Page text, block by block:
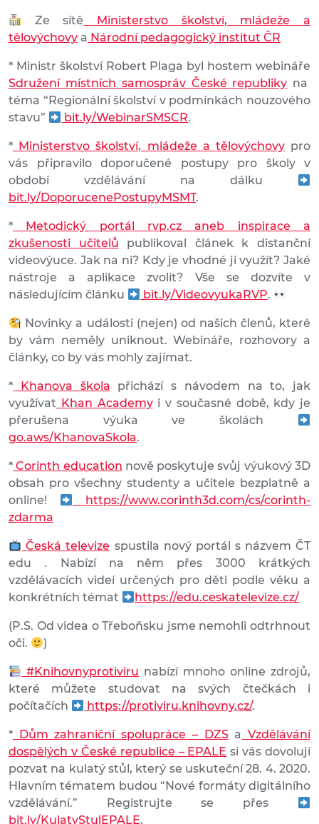
Ze sítě Ministerstvo školství, mládeže a
tělovýchovy a Národní pedagogický institut ČR
* Ministr školství Robert Plaga byl hostem webináře
Sdružení místních samospráv České republiky na
téma “Regionální školství v podmínkách nouzového
stavu”
bit.ly/WebinarSMSCR.
* Ministerstvo školství, mládeže a tělovýchovypro
vás připravilo doporučené postupy pro školy v
období vzdělávání na dálku
bit.ly/DoporucenePostupyMSMT.
* Metodický portál rvp.cz aneb inspirace a
zkušenosti učitelů publikoval článek k distanční
videovýuce. Jak na ni? Kdy je vhodné ji využít? Jaké
nástroje a aplikace zvolit? Vše se dozvíte v
následujícím článku
bit.ly/VideovyukaRVP.
Novinky a události (nejen) od našich členů, které
by vám neměly uniknout. Webináře, rozhovory a
články, co by vás mohly zajímat.
* Khanova škola přichází s návodem na to, jak
využívat Khan Academyi v současné době, kdy je
přerušena výuka ve školách
go.aws/KhanovaSkola.
* Corinth education nově poskytuje svůj výukový 3D
obsah pro všechny studenty a učitele bezplatně a
online!
https://www.corinth3d.com/cs/corinth-
zdarma
Česká televize spustila nový portál s názvem ČT
edu . Nabízí na něm přes 3000 krátkých
vzdělávacích videí určených pro děti podle věku a
konkrétních témat
https://edu.ceskatelevize.cz/
(P.S. Od videa o Třeboňsku jsme nemohli odtrhnout
oči.
)
#Knihovnyprotiviru nabízí mnoho online zdrojů,
které můžete studovat na svých čtečkách i
počítačích
https://protiviru.knihovny.cz/.
* Dům zahraniční spolupráce – DZSa Vzdělávání
dospělých v České republice – EPALE si vás dovolují
pozvat na kulatý stůl, který se uskuteční 28. 4. 2020.
Hlavním tématem budou “Nové formáty digitálního
vzdělávání.” Registrujte se přes
bit.ly/KulatyStulEPALE.